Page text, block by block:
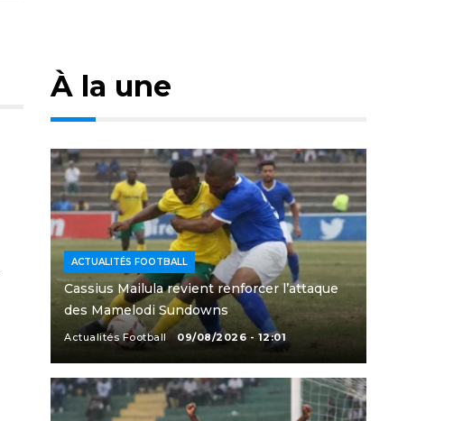
À la une
ACTUALITÉS FOOTBALL
Cassius Mailula revient renforcer l’attaque
des Mamelodi Sundowns
Actualités Football 09/08/2026 - 12:01